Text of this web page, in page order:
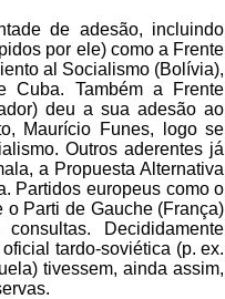
de adesão, incluindo
por ele) como a Frente
al Socialismo (Bolívia),
Cuba. Também a Frente
deu a sua adesão ao
Maurício Funes, logo se
Outros aderentes já
a Propuesta Alternativa
Partidos europeus como o
Parti de Gauche (França)
Decididamente
tardo-soviética (p. ex.
tivessem, ainda assim,